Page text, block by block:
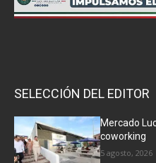
SELECCIÓN DEL EDITOR
Mercado
coworking
5 agosto, 2026